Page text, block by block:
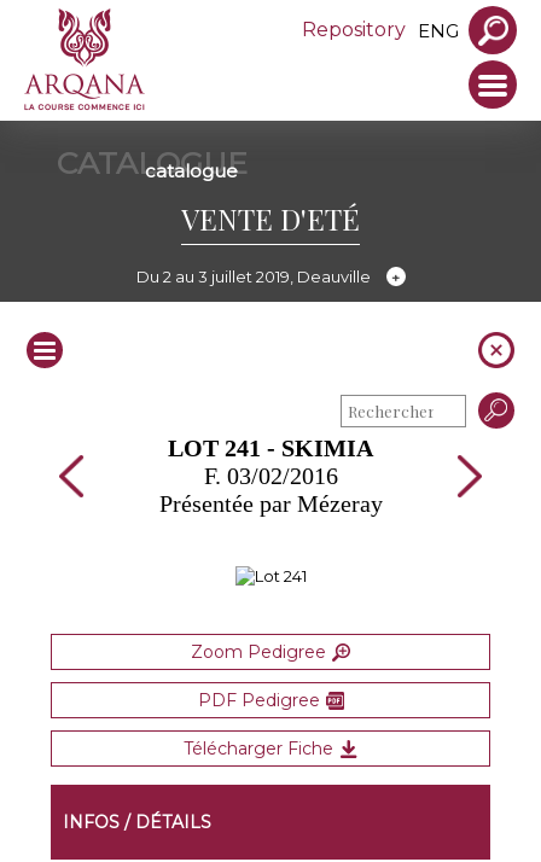
Repository ENG
CATALOGUE
catalogue
VENTE D'ETÉ
Du 2 au 3 juillet 2019, Deauville
LOT 241 - SKIMIA
F. 03/02/2016
Présentée par Mézeray
Zoom Pedigree
PDF Pedigree
Télécharger Fiche
INFOS / DÉTAILS